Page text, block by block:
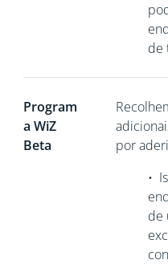
de
Program
a WiZ
Beta
por
•
de